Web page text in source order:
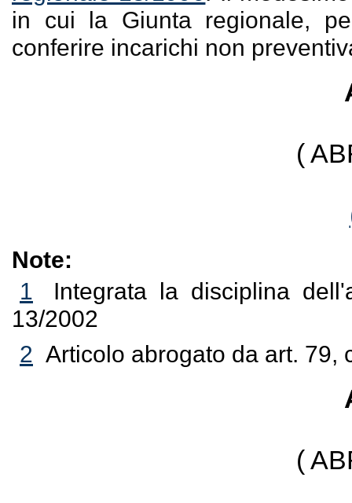
in cui la Giunta regionale,
conferire incarichi non
(
Note:
1
Integrata la disciplina
13/2002
2 Articolo abrogato da art. 79,
(